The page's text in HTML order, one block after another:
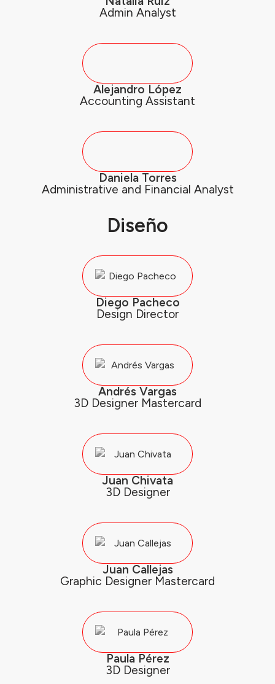
Admin Analyst
Alejandro López
Accounting Assistant
Daniela Torres
Administrative and Financial Analyst
Diseño
Diego Pacheco
Design Director
Andrés Vargas
3D Designer Mastercard
Juan Chivata
3D Designer
Juan Callejas
Graphic Designer Mastercard
Paula Pérez
3D Designer